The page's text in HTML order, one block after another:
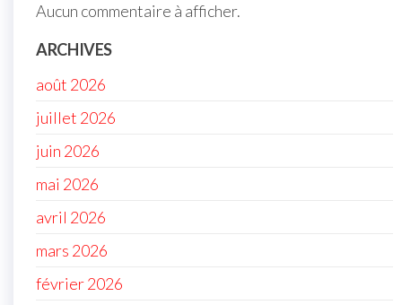
Aucun commentaire à afficher.
ARCHIVES
août 2026
juillet 2026
juin 2026
mai 2026
avril 2026
mars 2026
février 2026